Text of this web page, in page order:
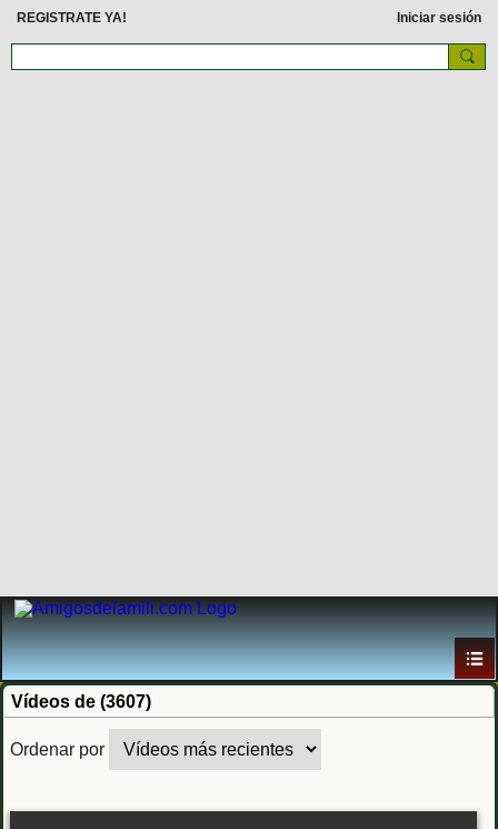
REGISTRATE YA! Iniciar sesión
Vídeos de (3607)
Ordenar por